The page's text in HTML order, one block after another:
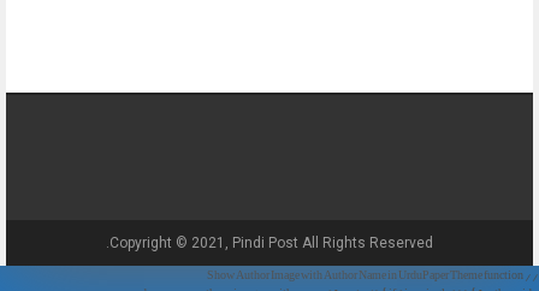
Copyright © 2021, Pindi Post All Rights Reserved.
// Show Author Image with Author Name in UrduPaper Theme function